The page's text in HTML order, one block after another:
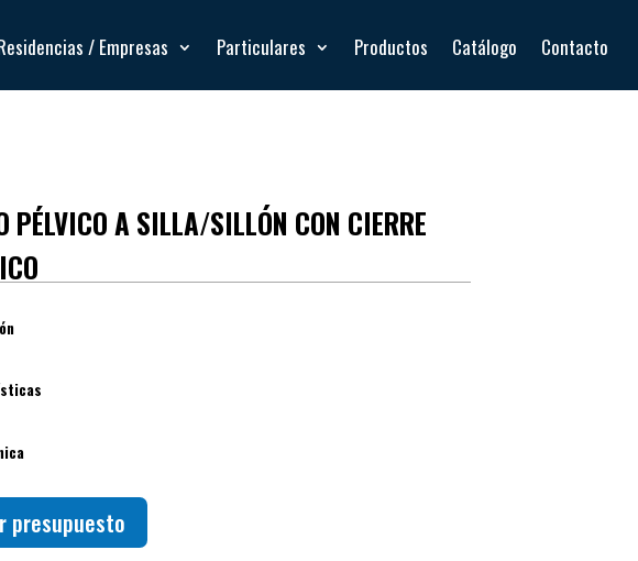
/ Empresas Particulares Productos Catálogo Contacto
PÉLVICO A SILLA/SILLÓN CON CIERRE
de cierre y ajuste mediante cierre magnético que permite una
rápida.
de sujeción con hebillas de colores diferenciados para facilitar la
presupuesto